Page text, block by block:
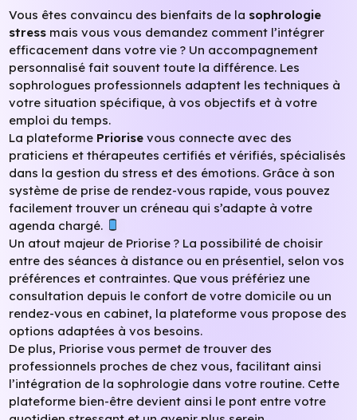
Vous êtes convaincu des bienfaits de la sophrologie
stress mais vous vous demandez comment l’intégrer
efficacement dans votre vie ? Un accompagnement
personnalisé fait souvent toute la différence. Les
sophrologues professionnels adaptent les techniques à
votre situation spécifique, à vos objectifs et à votre
emploi du temps.
La plateforme Priorise vous connecte avec des
praticiens et thérapeutes certifiés et vérifiés, spécialisés
dans la gestion du stress et des émotions. Grâce à son
système de prise de rendez-vous rapide, vous pouvez
facilement trouver un créneau qui s’adapte à votre
agenda chargé.
Un atout majeur de Priorise ? La possibilité de choisir
entre des séances à distance ou en présentiel, selon vos
préférences et contraintes. Que vous préfériez une
consultation depuis le confort de votre domicile ou un
rendez-vous en cabinet, la plateforme vous propose des
options adaptées à vos besoins.
De plus, Priorise vous permet de trouver des
professionnels proches de chez vous, facilitant ainsi
l’intégration de la sophrologie dans votre routine. Cette
plateforme bien-être devient ainsi le pont entre votre